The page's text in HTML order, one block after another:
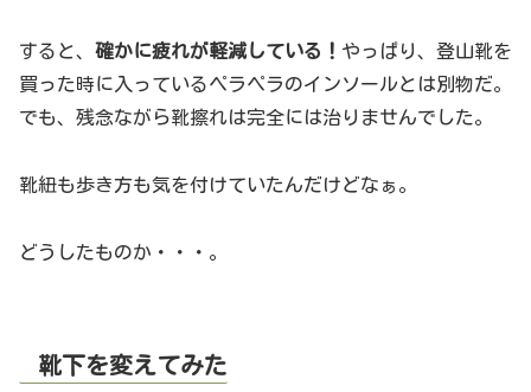
すると、 確かに疲れが軽減している！ やっぱり、登山靴を
買った時に入っているペラペラのインソールとは別物だ。
でも、残念ながら靴擦れは完全には治りませんでした。
靴紐も歩き方も気を付けていたんだけどなぁ。
どうしたものか・・・。
靴下を変えてみた